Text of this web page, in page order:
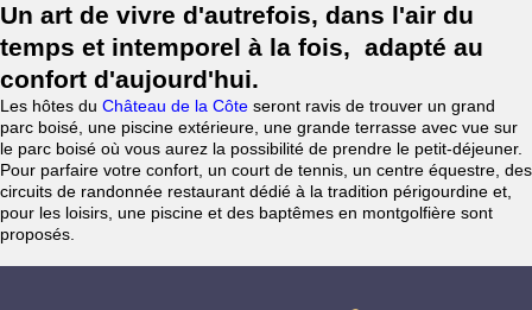
Un art de vivre d'autrefois, dans l'air du
temps et intemporel à la fois, adapté au
confort d'aujourd'hui.
Les hôtes du Château de la Côte seront ravis de trouver un grand
parc boisé, une piscine extérieure, une grande terrasse avec vue sur
le parc boisé où vous aurez la possibilité de prendre le petit-déjeuner.
Pour parfaire votre confort, un court de tennis, un centre équestre, des
circuits de randonnée restaurant dédié à la tradition périgourdine et,
pour les loisirs, une piscine et des baptêmes en montgolfière sont
proposés.